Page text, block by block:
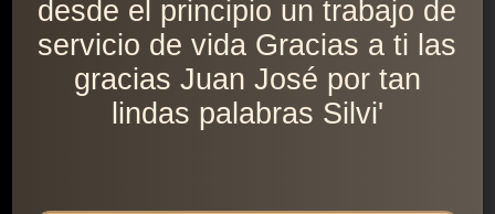
desde el principio un trabajo de
servicio de vida Gracias a ti las
gracias Juan José por tan
lindas palabras Silvi'